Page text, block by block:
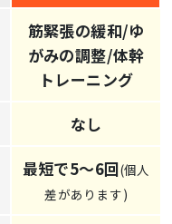
筋緊張の緩和/ゆ
がみの調整/体幹
トレーニング
なし
最短で5～6回(個人
差があります)